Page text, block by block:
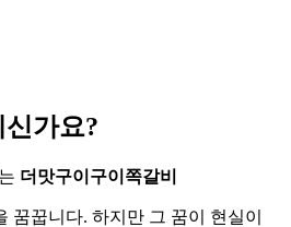
가요?
더맛구이구이쪽갈비
꿈꿉니다. 하지만 그 꿈이 현실이